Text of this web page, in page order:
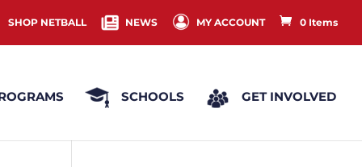
SHOP NETBALL NEWS MY ACCOUNT 0 Items
SCHOOLS GET INVOLVED